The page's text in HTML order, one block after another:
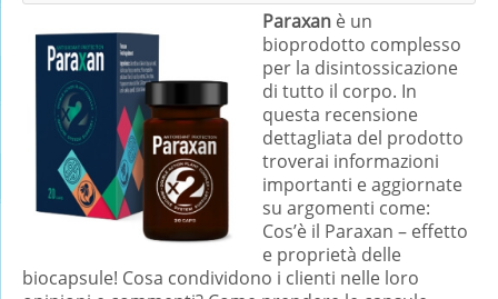
Paraxan è un
bioprodotto complesso
per la disintossicazione
di tutto il corpo. In
questa recensione
dettagliata del prodotto
troverai informazioni
importanti e aggiornate
su argomenti come:
Cos’è il Paraxan – effetto
e proprietà delle
biocapsule! Cosa condividono i clienti nelle loro